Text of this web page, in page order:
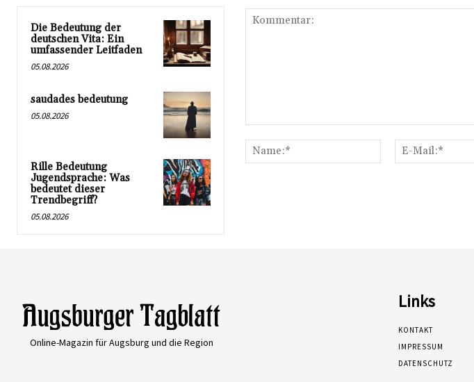
Die Bedeutung der
deutschen Vita: Ein
umfassender Leitfaden
05.08.2026
saudades bedeutung
05.08.2026
Rille Bedeutung
Jugendsprache: Was
bedeutet dieser
Trendbegriff?
05.08.2026
Name:*
Online-Magazin für Augsburg und die Region
Links
KONTAKT
IMPRESSUM
DATENSCHUTZ